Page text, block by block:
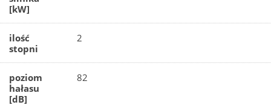
[kW]
ilość
stopni
2
poziom
hałasu
[dB]
82